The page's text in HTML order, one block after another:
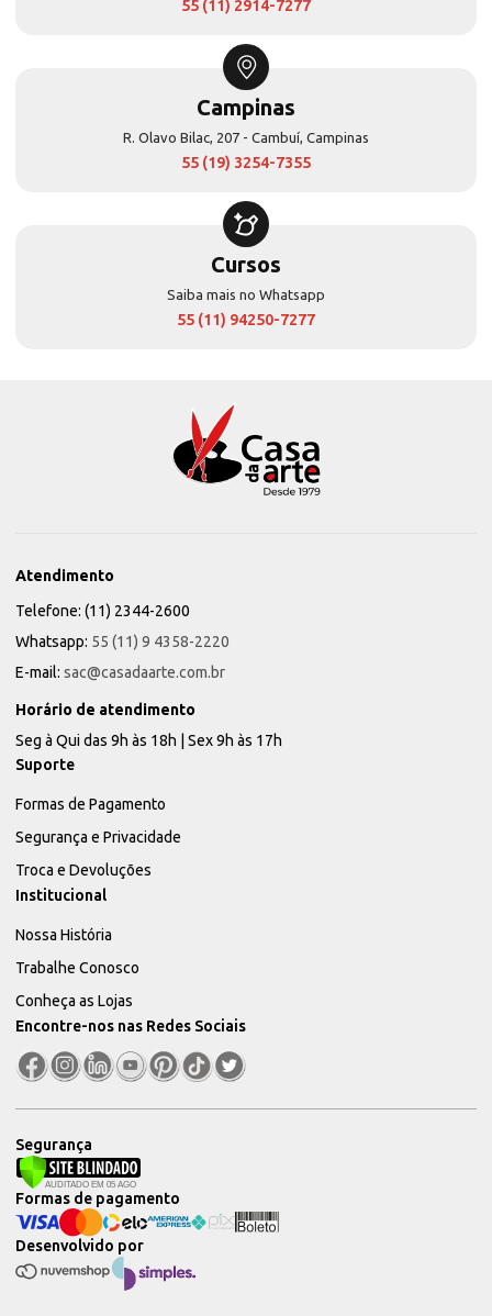
55 (11) 2914-7277
Campinas
R. Olavo Bilac, 207 - Cambuí, Campinas
55 (19) 3254-7355
Cursos
Saiba mais no Whatsapp
55 (11) 94250-7277
Atendimento
Telefone: (11) 2344-2600
Whatsapp: 55 (11) 9 4358-2220
E-mail: sac@casadaarte.com.br
Horário de atendimento
Seg à Qui das 9h às 18h | Sex 9h às 17h
Suporte
Formas de Pagamento
Segurança e Privacidade
Troca e Devoluções
Institucional
Nossa História
Trabalhe Conosco
Conheça as Lojas
Encontre-nos nas Redes Sociais
Segurança
Desenvolvido por
Formas de pagamento